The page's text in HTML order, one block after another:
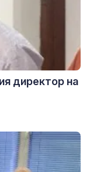
директор на